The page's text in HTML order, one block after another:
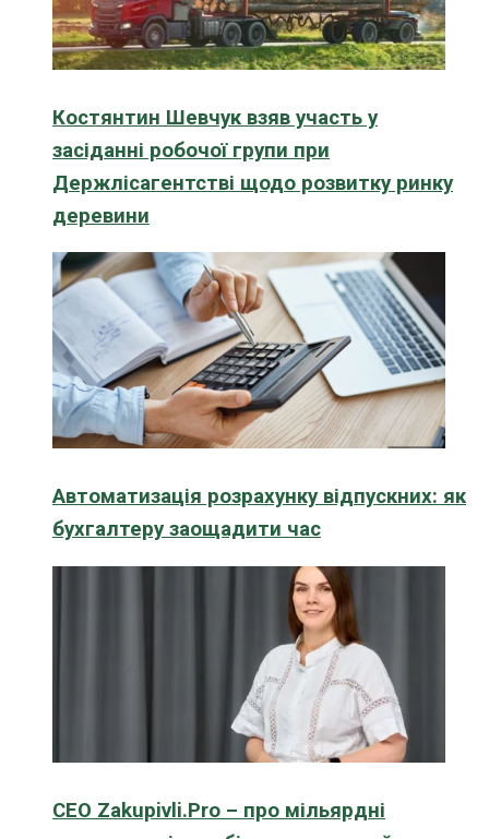
Костянтин Шевчук взяв участь у
засіданні робочої групи при
Держлісагентстві щодо розвитку ринку
деревини
Автоматизація розрахунку відпускних: як
бухгалтеру заощадити час
CEO Zakupivli.Pro – про мільярдні